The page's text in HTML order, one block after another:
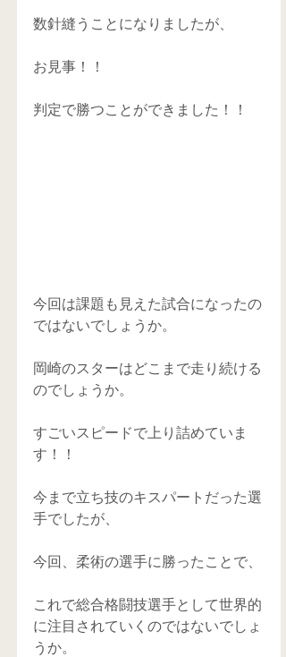
数針縫うことになりましたが、
お見事！！
判定で勝つことができました！！
今回は課題も見えた試合になったの
ではないでしょうか。
岡崎のスターはどこまで走り続ける
のでしょうか。
すごいスピードで上り詰めていま
す！！
今まで立ち技のキスパートだった選
手でしたが、
今回、柔術の選手に勝ったことで、
これで総合格闘技選手として世界的
に注目されていくのではないでしょ
うか。